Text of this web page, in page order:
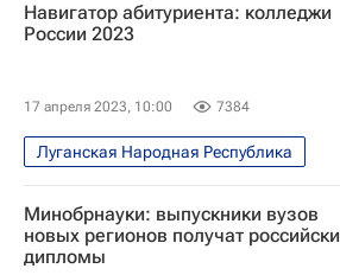
Навигатор абитуриента: колледжи
России 2023
17 апреля 2023, 10:00 7384
Луганская Народная Республика
Навигатор абитуриента
Россия
Донецкая Народная Республика
Минобрнауки: выпускники вузов
новых регионов получат
дипломы